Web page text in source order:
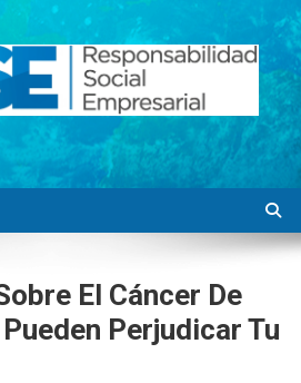
El Cáncer De
Perjudicar Tu